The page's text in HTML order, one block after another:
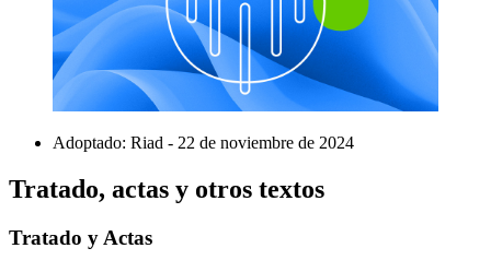
Adoptado: Riad - 22 de noviembre de 2024
Tratado, actas y otros textos
Tratado y Actas